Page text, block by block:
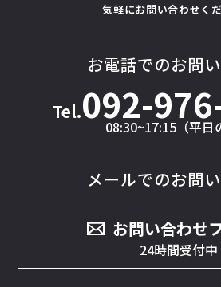
気軽にお問い合わせくだ
お電話でのお問
092-
08:30~17:15（平日
メールでのお問
お問い合わせ
24時間受付中